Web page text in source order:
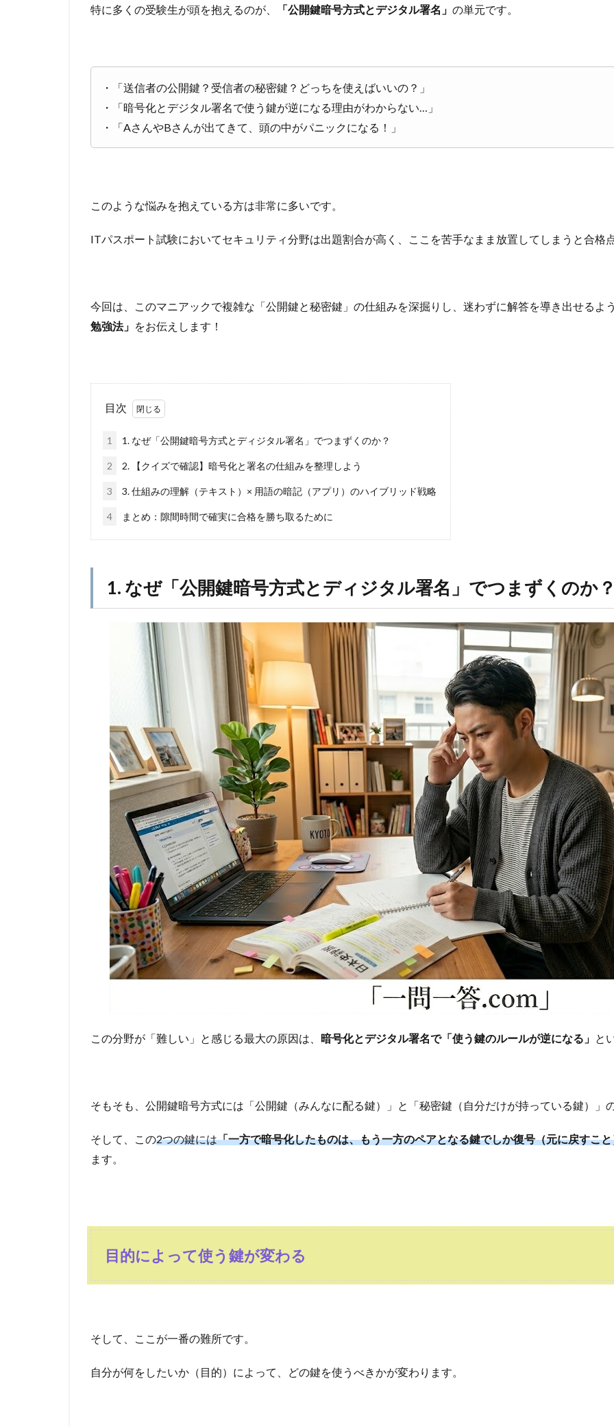
特に多くの受験生が頭を抱えるのが、 「公開鍵暗号方式とデジタル署名」 の単元です。
・「送信者の公開鍵？受信者の秘密鍵？どっちを使えばいいの？」
・「暗号化とデジタル署名で使う鍵が逆になる理由がわからない…」
・「AさんやBさんが出てきて、頭の中がパニックになる！」
このような悩みを抱えている方は非常に多いです。
ITパスポート試験においてセキュリティ分野は出題割合が高く、ここを苦手なまま放置してしまうと合格
今回は、このマニアックで複雑な「公開鍵と秘密鍵」の仕組みを深掘りし、迷わずに解答を導き出せるよ
勉強法」 をお伝えします！
目次
1 1. なぜ「公開鍵暗号方式とディジタル署名」でつまずくのか？
2 2. 【クイズで確認】暗号化と署名の仕組みを整理しよう
3 3. 仕組みの理解（テキスト）× 用語の暗記（アプリ）のハイブリッド戦略
4 まとめ：隙間時間で確実に合格を勝ち取るために
1. なぜ「公開鍵暗号方式とディジタル署名」でつまずくのか
この分野が「難しい」と感じる最大の原因は、 暗号化とデジタル署名で「使う鍵のルールが逆になる」 と
そもそも、公開鍵暗号方式には「公開鍵（みんなに配る鍵）」と「秘密鍵（自分だけが持っている鍵）」
そして、この2つの鍵には「一方で暗号化したものは、もう一方のペアとなる鍵でしか復号（元に戻すこ
ます。
目的によって使う鍵が変わる
そして、ここが一番の難所です。
自分が何をしたいか（目的）によって、どの鍵を使うべきかが変わります。